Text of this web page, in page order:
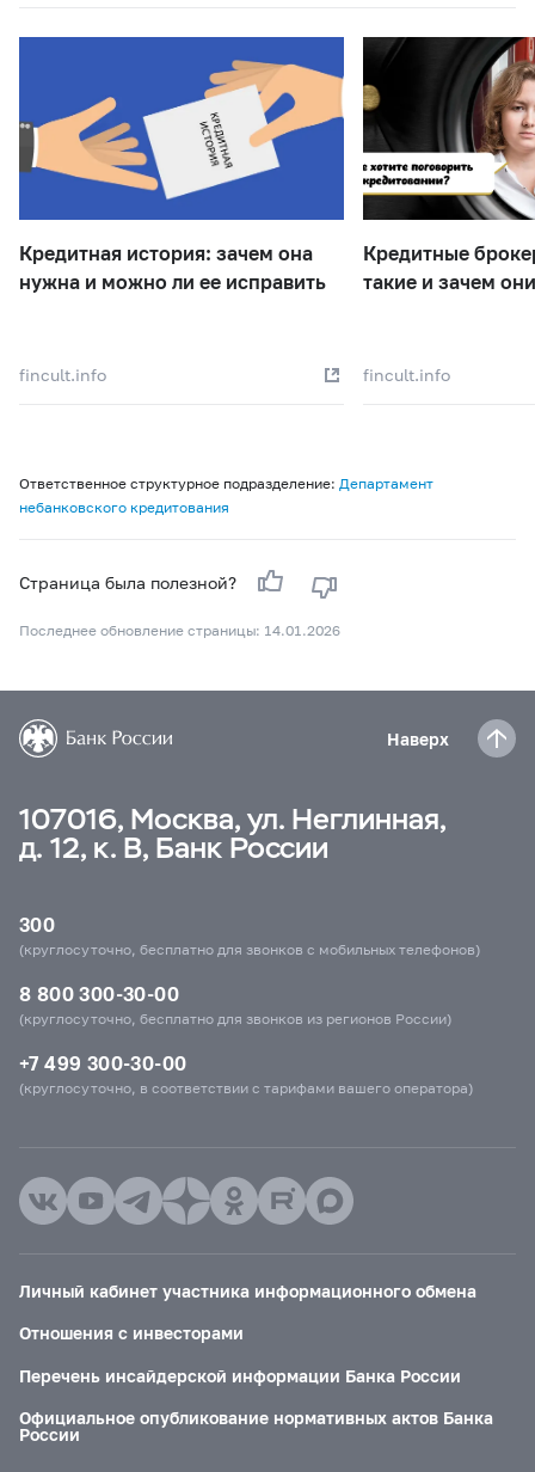
Кредитная история: зачем она
нужна и можно ли ее исправить
fincult.info
Кредитные
такие и зачем
fincult.info
Ответственное структурное подразделение: Департамент
небанковского кредитования
Страница была полезной?
Последнее обновление страницы: 14.01.2026
Наверх
107016, Москва, ул. Неглинная,
д. 12, к. В, Банк России
300
(круглосуточно, бесплатно для звонков с мобильных телефонов)
8 800 300-30-00
(круглосуточно, бесплатно для звонков из регионов России)
+7 499 300-30-00
(круглосуточно, в соответствии с тарифами вашего оператора)
Личный кабинет участника информационного обмена
Отношения с инвесторами
Перечень инсайдерской информации Банка России
Официальное опубликование нормативных актов Банка
России